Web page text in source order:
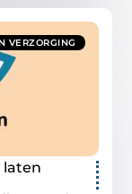
VERZORGING
laten